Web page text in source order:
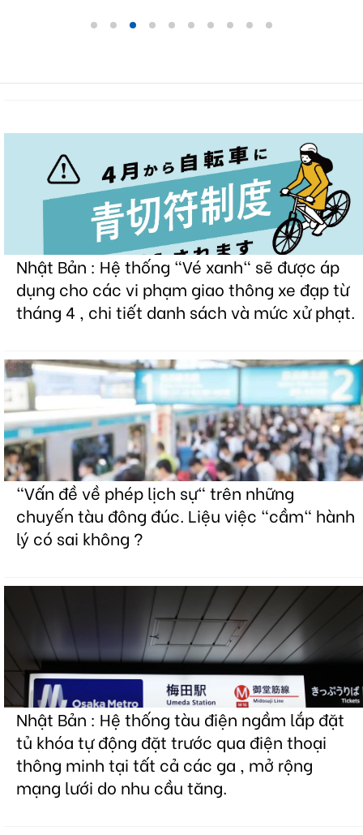
Nhật Bản : Hệ thống "Vé xanh" sẽ được áp
dụng cho các vi phạm giao thông xe đạp từ
tháng 4 , chi tiết danh sách và mức xử phạt.
"Vấn đề về phép lịch sự" trên những
chuyến tàu đông đúc. Liệu việc "cầm" hành
lý có sai không ?
Nhật Bản : Hệ thống tàu điện ngầm lắp đặt
tủ khóa tự động đặt trước qua điện thoại
thông minh tại tất cả các ga , mở rộng
mạng lưới do nhu cầu tăng.